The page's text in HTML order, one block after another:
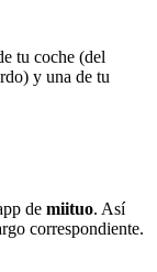
tu coche (del
y una de tu
de miituo. Así
correspondiente.